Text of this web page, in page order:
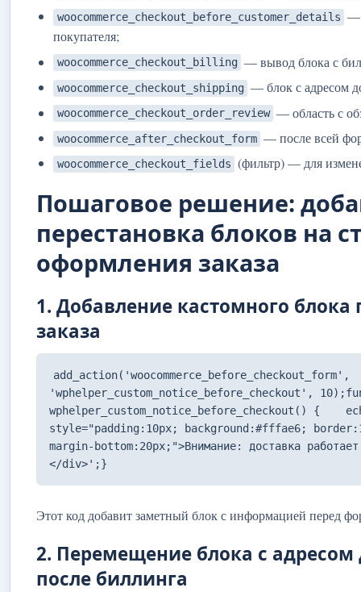
woocommerce_checkout_before_customer_details —
покупателя;
woocommerce_checkout_billing — вывод блока с
woocommerce_checkout_shipping — блок с адресом
woocommerce_checkout_order_review — область с
woocommerce_after_checkout_form — после всей
woocommerce_checkout_fields (фильтр) — для
Пошаговое решение:
перестановка блоков на
оформления заказа
1. Добавление кастомного
заказа
add_action('woocommerce_before_checkout_form',
'wphelper_custom_notice_before_checkout',
wphelper_custom_notice_before_checkout() {
style="padding:10px; background:#fffae6;
margin-bottom:20px;">Внимание: доставка
</div>';}
Этот код добавит заметный блок с информацией перед
2. Перемещение блока с адресом
после биллинга